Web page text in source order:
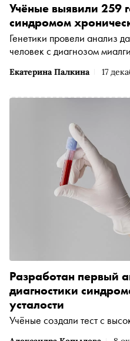
Екатерина Палкина 17
Учёные выявили 259
синдромом
Генетики провели анализ
человек с диагнозом
Разработан первый
диагностики
усталости
Учёные создали тест с